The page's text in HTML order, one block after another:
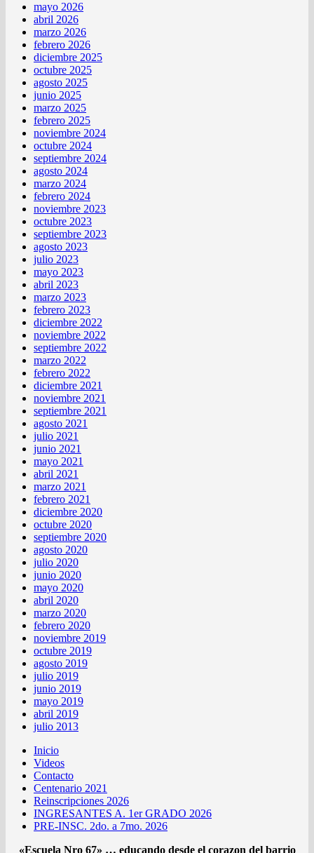
mayo 2026
abril 2026
marzo 2026
febrero 2026
diciembre 2025
octubre 2025
agosto 2025
junio 2025
marzo 2025
febrero 2025
noviembre 2024
octubre 2024
septiembre 2024
agosto 2024
marzo 2024
febrero 2024
noviembre 2023
octubre 2023
septiembre 2023
agosto 2023
julio 2023
mayo 2023
abril 2023
marzo 2023
febrero 2023
diciembre 2022
noviembre 2022
septiembre 2022
marzo 2022
febrero 2022
diciembre 2021
noviembre 2021
septiembre 2021
agosto 2021
julio 2021
junio 2021
mayo 2021
abril 2021
marzo 2021
febrero 2021
diciembre 2020
octubre 2020
septiembre 2020
agosto 2020
julio 2020
junio 2020
mayo 2020
abril 2020
marzo 2020
febrero 2020
noviembre 2019
octubre 2019
agosto 2019
julio 2019
junio 2019
mayo 2019
abril 2019
julio 2013
Inicio
Videos
Contacto
Centenario 2021
Reinscripciones 2026
INGRESANTES A. 1er GRADO 2026
PRE-INSC. 2do. a 7mo. 2026
«Escuela Nro 67» … educando desde el corazon del barrio